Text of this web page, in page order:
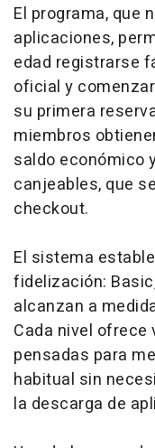
El programa, que
aplicaciones,
edad registrarse
oficial y
su primera
miembros
saldo económico
canjeables, que
checkout.
El sistema
fidelización:
alcanzan a
Cada nivel
pensadas para
habitual sin
la descarga de